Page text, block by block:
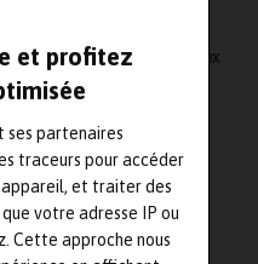
et profitez
ses partenaires
traceurs pour accéder
et traiter des
votre adresse IP ou
Cette approche nous
2026 dévoile quatre nouveaux
pour transformer
Paris : une première pour dB